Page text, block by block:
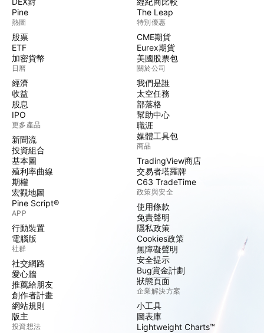
Pine
熱圖
股票
ETF
加密貨幣
日曆
經濟
收益
股息
IPO
更多產品
新聞流
投資組合
基本圖
殖利率曲線
期權
宏觀地圖
Pine Script®
APP
行動裝置
電腦版
社群
社交網路
愛心牆
推薦給朋友
創作者計畫
網站規則
版主
投資想法
The Leap
特別優惠
CME期貨
Eurex期貨
美國股票包
關於公司
我們是誰
太空任務
部落格
幫助中心
職涯
媒體工具包
商品
TradingView商店
交易者塔羅牌
C63 TradeTime
政策與安全
使用條款
免責聲明
隱私政策
Cookies政策
無障礙聲明
安全提示
Bug賞金計劃
狀態頁面
企業解決方案
小工具
圖表庫
Lightweight Charts™